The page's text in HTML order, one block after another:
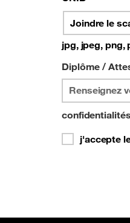
Joindre le
jpg, jpeg, png,
Diplôme /
j'accepte